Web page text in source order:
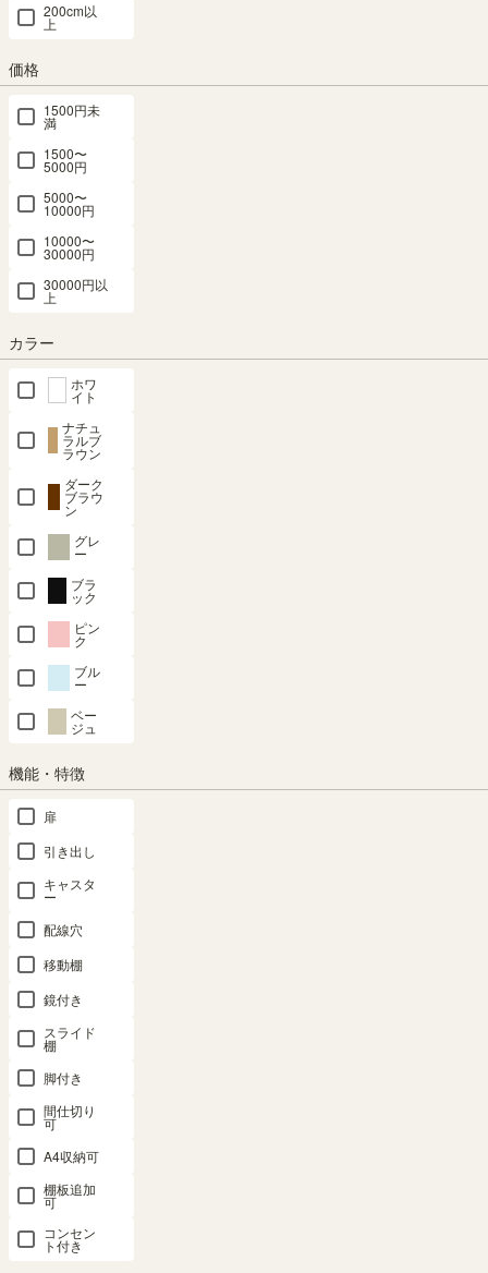
200cm以
上
価格
1500円未
満
1500〜
5000円
5000〜
10000円
10000〜
30000円
30000円以
上
カラー
ホワ
イト
ナチュ
ラルブ
ラウン
ダーク
ブラウ
ン
グレ
ー
ブラ
ック
ピン
ク
ブル
ー
ベー
ジュ
機能・特徴
扉
引き出し
キャスタ
ー
配線穴
移動棚
鏡付き
スライド
棚
脚付き
間仕切り
可
A4収納可
棚板追加
可
コンセン
ト付き
須)
最短お届け予定日
〒
予定日:在庫がないため表示できません
※正確なお届け予定日はご注文手続き画面にてご確認ください。
申し訳ございません。ただいま在庫がございません。
次回の入荷日は
対応商品
上置き サイズオーダー